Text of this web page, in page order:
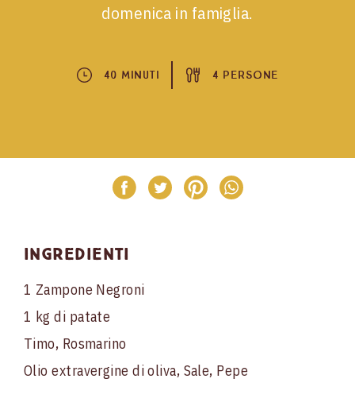
domenica in famiglia.
40 Minuti 4 Persone
Ingredienti
1 Zampone Negroni
1 kg di patate
Timo, Rosmarino
Olio extravergine di oliva, Sale, Pepe